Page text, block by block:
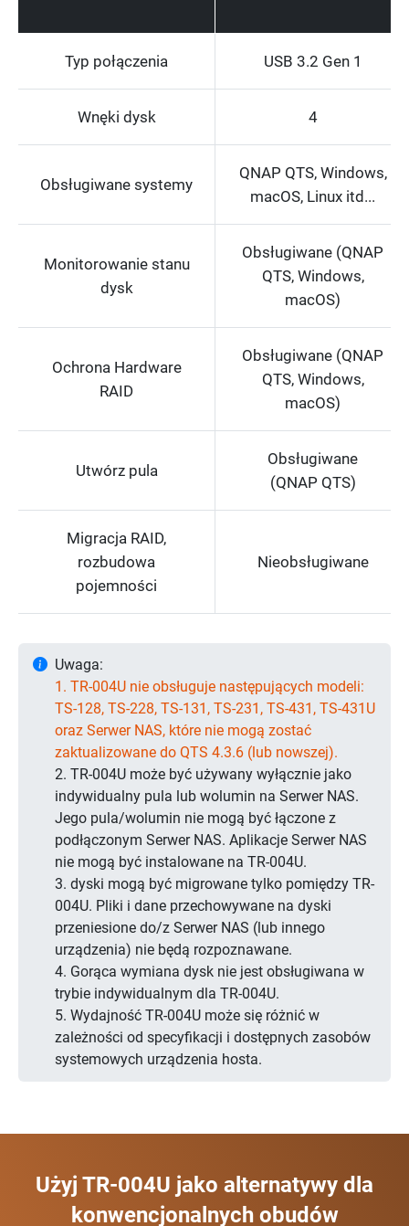
Typ połączenia USB 3.2 Gen 1
Wnęki dysk 4
Obsługiwane systemy
QNAP QTS, Windows,
macOS, Linux itd...
Monitorowanie stanu
dysk
Obsługiwane (QNAP
QTS, Windows,
macOS)
Ochrona Hardware
RAID
Obsługiwane (QNAP
QTS, Windows,
macOS)
Utwórz pula
Obsługiwane
(QNAP QTS)
Migracja RAID,
rozbudowa
pojemności
Nieobsługiwane
Uwaga:
1. TR-004U nie obsługuje następujących modeli:
TS-128, TS-228, TS-131, TS-231, TS-431, TS-431U
oraz Serwer NAS, które nie mogą zostać
zaktualizowane do QTS 4.3.6 (lub nowszej).
2. TR-004U może być używany wyłącznie jako
indywidualny pula lub wolumin na Serwer NAS.
Jego pula/wolumin nie mogą być łączone z
podłączonym Serwer NAS. Aplikacje Serwer NAS
nie mogą być instalowane na TR-004U.
3. dyski mogą być migrowane tylko pomiędzy TR-
004U. Pliki i dane przechowywane na dyski
przeniesione do/z Serwer NAS (lub innego
urządzenia) nie będą rozpoznawane.
4. Gorąca wymiana dysk nie jest obsługiwana w
trybie indywidualnym dla TR-004U.
5. Wydajność TR-004U może się różnić w
zależności od specyfikacji i dostępnych zasobów
systemowych urządzenia hosta.
Użyj TR-004U jako alternatywy dla
konwencjonalnych obudów